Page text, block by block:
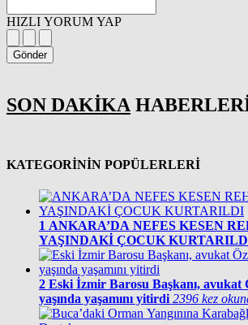
HIZLI YORUM YAP
Gönder
SON DAKİKA
KATEGORİNİN POPÜLERLERİ
1 ANKARA’DA NEFES KESEN
YAŞINDAKİ ÇOCUK
2 Eski İzmir Barosu Başkanı, avukat
yaşında yaşamını yitirdi 2396 kez